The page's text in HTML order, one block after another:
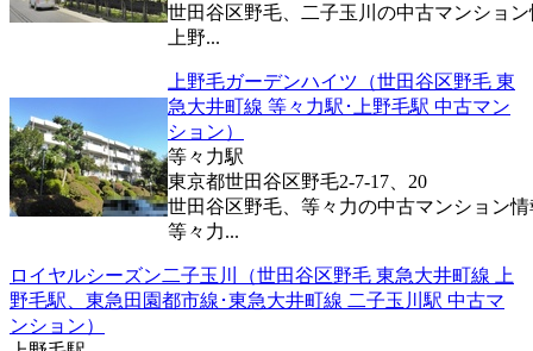
世田谷区野毛、二子玉川の中古マンショ
上野...
上野毛ガーデンハイツ（世田谷区野毛 東
急大井町線 等々力駅･上野毛駅 中古マン
ション）
等々力駅
東京都世田谷区野毛2-7-17、20
世田谷区野毛、等々力の中古マンション
等々力...
ロイヤルシーズン二子玉川（世田谷区野毛 東急大井町線 上
野毛駅、東急田園都市線･東急大井町線 二子玉川駅 中古マ
ンション）